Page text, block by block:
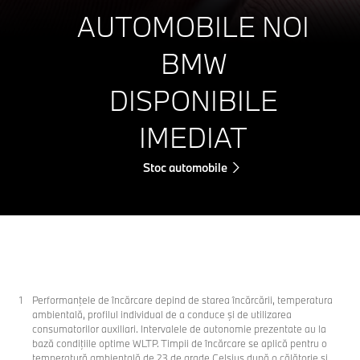
AUTOMOBILE NOI
BMW
DISPONIBILE
IMEDIAT
Stoc automobile
Performanţele de încărcare depind de starea încărcării, temperatura
ambientală, profilul individual de a conduce şi de utilizarea
consumatorilor auxiliari. Intervalele de autonomie prezentate au la
bază condiţiile optime WLTP. Timpii de încărcare se aplică pentru o
temperatură ambientală de 23 de grade Celsius după o călătorie şi